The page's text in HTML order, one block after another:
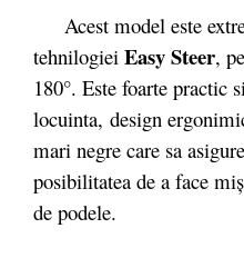
Acest model este
tehnilogiei Easy Steer,
180°. Este foarte practic
locuinta, design
mari negre care sa
posibilitatea de a face
de podele.